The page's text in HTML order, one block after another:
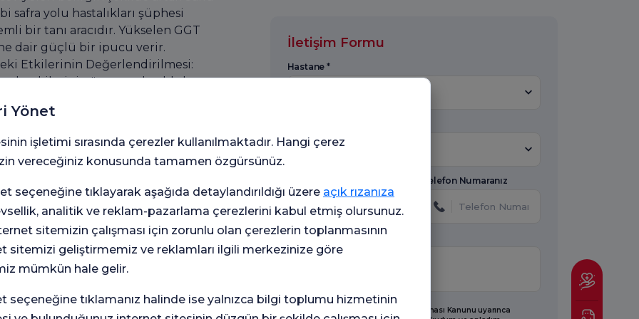
safra yolu hastalıkları şüphesi
bir tanı aracıdır. Yükselen GGT
dair güçlü bir ipucu verir.
Etkilerinin Değerlendirilmesi:
etkilerini göstermede oldukça
GGT enziminin aktivitesini
yol açar. Bu nedenle alkol
bağımlılığı tedavisindeki ilerlemeyi
karaciğer üzerinde toksik etkiler
bulunan ilaçlarla tedavi
erken tespit etmek için GGT
karaciğer hasarı ilerlemeden
veya karaciğer hastalığı
doktorlar tarafından istenen
İletişim Formu
Hastane *
Konu
Telefon Numaranız
Mesaj
6698 sayılı Kişisel Verilerin Korunması Kanunu uyarınca
Yönet
işletimi sırasında çerezler kullanılmaktadır. Hangi çerez
vereceğiniz konusunda tamamen özgürsünüz.
seçeneğine tıklayarak aşağıda detaylandırıldığı üzere açık rızanıza
analitik ve reklam-pazarlama çerezlerini kabul etmiş olursunuz.
sitemizin çalışması için zorunlu olan çerezlerin toplanmasının
sitemizi geliştirmemiz ve reklamları ilgili merkezinize göre
mümkün hale gelir.
seçeneğine tıklamanız halinde ise yalnızca bilgi toplumu hizmetinin